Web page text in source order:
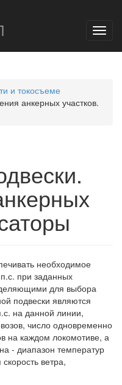
и токосъеме
анкерных участков.
необходимое
при заданных
для выбора
подвески являются
на данной линии,
число одновременно
на каждом локомотиве, а
- диапазон температур
ветра,